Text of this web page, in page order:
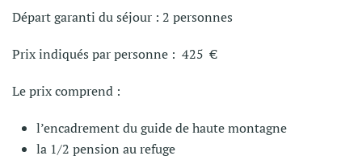
Départ garanti du séjour : 2 personnes
Prix indiqués par personne : 425 €
Le prix comprend :
l’encadrement du guide de haute montagne
la 1/2 pension au refuge